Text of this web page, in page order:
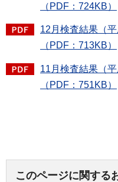
（PDF：724KB）
12月検査結果（
（PDF：713KB）
11月検査結果（
（PDF：751KB）
このページに関する